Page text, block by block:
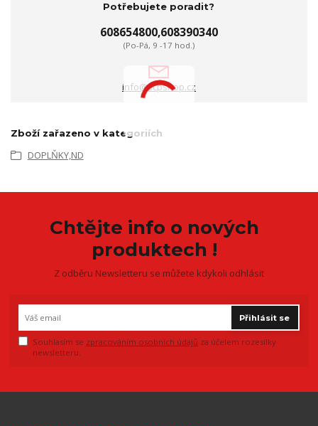
Potřebujete poradit?
608654800,608390340
(Po-Pá, 9 -17 hod.)
info@scpshop.cz
Zboží zařazeno v kategoriích
DOPLŇKY,ND
Chtějte info o nových
produktech !
Z odběru Newsletteru se můžete kdykoli odhlásit
Přihlásit se
Souhlasím se zpracováním osobních údajů za účelem rozesílky
newsletteru.